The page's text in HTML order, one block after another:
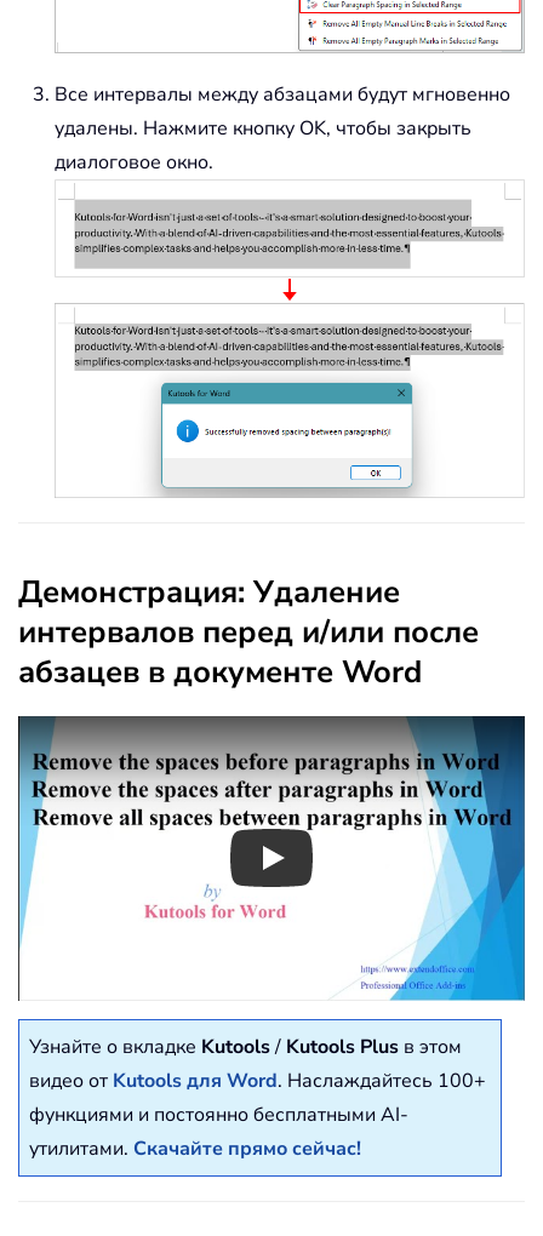
Все интервалы между абзацами будут мгновенно
удалены. Нажмите кнопку OK, чтобы закрыть
диалоговое окно.
Демонстрация: Удаление
интервалов перед и/или после
абзацев в документе Word
Play
Узнайте о вкладке Kutools/ Kutools Plus в этом
видео от Kutools для Word. Наслаждайтесь 100+
функциями и постоянно бесплатными AI-
утилитами. Скачайте прямо сейчас!